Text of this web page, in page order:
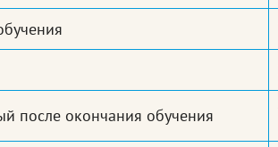
после окончания обучения